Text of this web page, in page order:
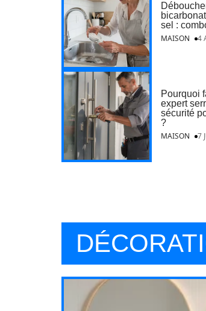
sel :
MAISON
4
Pourquoi
expert
sécurité
?
MAISON
7